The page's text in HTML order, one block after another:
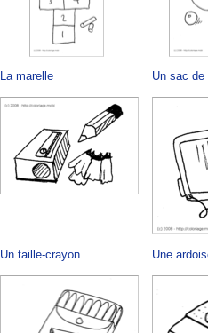
La marelle Un sac de
Un taille-crayon Une